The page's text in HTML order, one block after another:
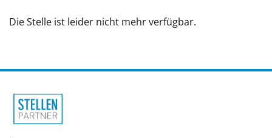
Die Stelle ist leider nicht mehr verfügbar.